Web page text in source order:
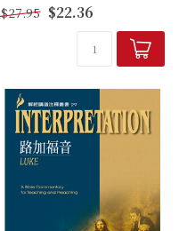
新約聖經有超過一千處地方直
接引用舊約經文，或間接引用
舊約典故。傳統的解經進路傾
向於從「預言與應驗」的角度
$27.95 $22.36